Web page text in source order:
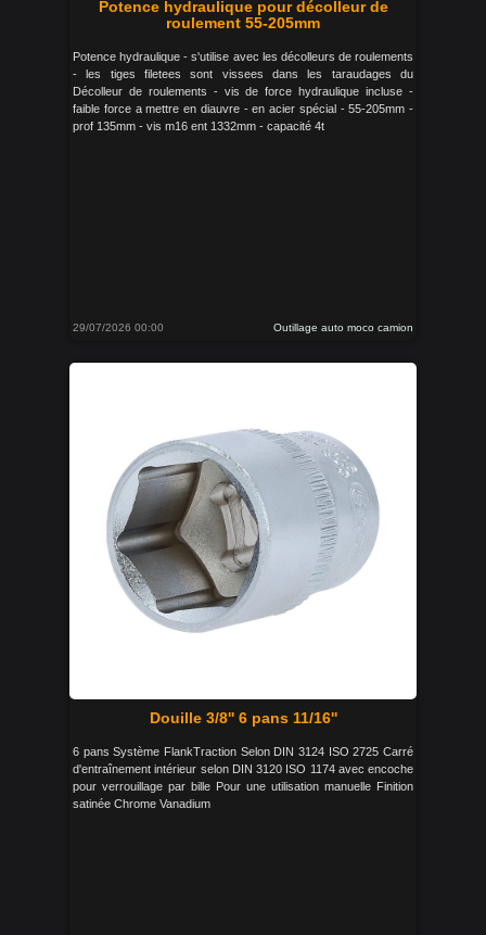
Potence hydraulique pour décolleur de
roulement 55-205mm
Potence hydraulique - s'utilise avec les décolleurs de roulements
- les tiges filetees sont vissees dans les taraudages du
Décolleur de roulements - vis de force hydraulique incluse -
faible force a mettre en diauvre - en acier spécial - 55-205mm -
prof 135mm - vis m16 ent 1332mm - capacité 4t
29/07/2026 00:00 Outillage auto moco camion
Douille 3/8'' 6 pans 11/16''
6 pans Système FlankTraction Selon DIN 3124 ISO 2725 Carré
d'entraînement intérieur selon DIN 3120 ISO 1174 avec encoche
pour verrouillage par bille Pour une utilisation manuelle Finition
satinée Chrome Vanadium